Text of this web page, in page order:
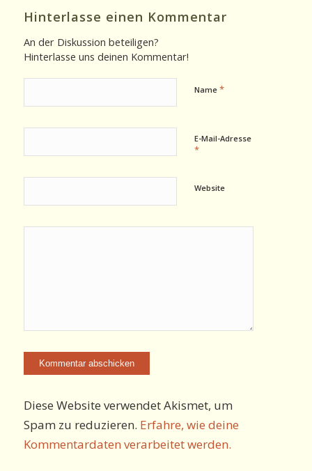
Hinterlasse einen Kommentar
An der Diskussion beteiligen?
Hinterlasse uns deinen Kommentar!
Name *
E-Mail-Adresse
*
Website
Diese Website verwendet Akismet, um
Spam zu reduzieren. Erfahre, wie deine
Kommentardaten verarbeitet werden.